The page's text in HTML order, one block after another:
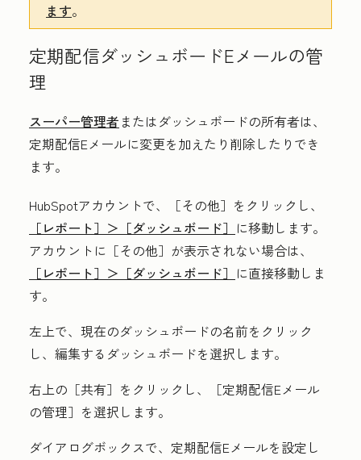
ます。
定期配信ダッシュボードEメールの管
理
スーパー管理者 またはダッシュボードの所有者は、
定期配信Eメールに変更を加えたり削除したりでき
ます。
HubSpotアカウントで、
［その他］をクリックし、
［レポート］＞ ［ダッシュボード］ に移動します。
アカウントに ［その他］が表示されない場合は、
［レポート］＞ ［ダッシュボード］ に直接移動しま
す。
左上で、現在のダッシュボードの名前をクリック
し、編集する ダッシュボードを選択します。
右上の［共有］ をクリックし、［定期配信Eメール
の管理］ を選択します。
ダイアログボックスで、定期配信Eメールを設定し